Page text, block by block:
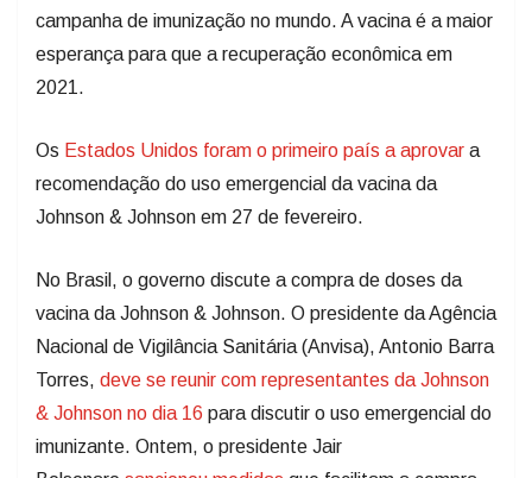
campanha de imunização no mundo. A vacina é a maior
esperança para que a recuperação econômica em
2021.
Os Estados Unidos foram o primeiro país a aprovar a
recomendação do uso emergencial da vacina da
Johnson & Johnson em 27 de fevereiro.
No Brasil, o governo discute a compra de doses da
vacina da Johnson & Johnson. O presidente da Agência
Nacional de Vigilância Sanitária (Anvisa), Antonio Barra
Torres, deve se reunir com representantes da Johnson
& Johnson no dia 16 para discutir o uso emergencial do
imunizante. Ontem, o presidente Jair